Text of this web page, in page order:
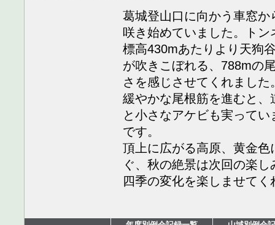
葛城登山口に向かう車窓
咲き始めていました。ト
標高430mあたりより天狗
が吹きこぼれる、788mの
さを感じさせてくれました
緩やかな尾根筋を進むと
と小さなアケビも実って
です。
頂上に広がる高原、黄金
ぐ、秋の絶景は次回の楽
四季の変化を楽しませて